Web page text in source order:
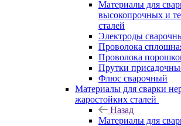
Материалы для
высокопрочных и
сталей
Электроды
Проволока
Проволока
Прутки
Флюс сварочный
Материалы для сварки
жаростойких сталей
Назад
Материалы для